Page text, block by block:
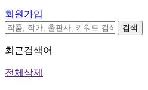
회원가입
검색
최근검색어
전체삭제